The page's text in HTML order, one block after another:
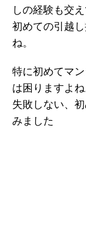
しの経験も交え
初めての引越
ね。
特に初めてマ
は困りますよね
失敗しない、
みました